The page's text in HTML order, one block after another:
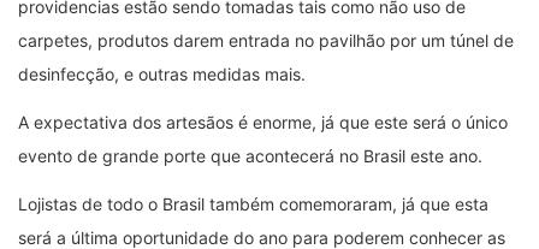
providencias estão sendo tomadas tais como não uso de
carpetes, produtos darem entrada no pavilhão por um túnel de
desinfecção, e outras medidas mais.
A expectativa dos artesãos é enorme, já que este será o único
evento de grande porte que acontecerá no Brasil este ano.
Lojistas de todo o Brasil também comemoraram, já que esta
será a última oportunidade do ano para poderem conhecer as